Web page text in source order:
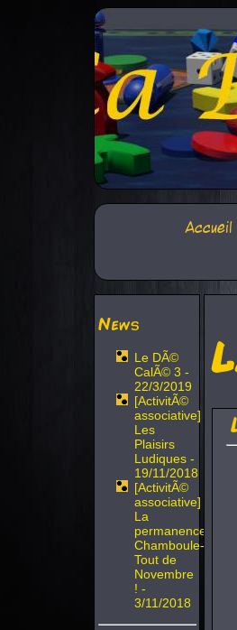
Accueil
News
Le DÃ©
CalÃ© 3 -
22/3/2019
[ActivitÃ©
associative]
Les
Plaisirs
Ludiques -
19/11/2018
[ActivitÃ©
associative]
La
permanence
Chamboule-
Tout de
Novembre
! -
3/11/2018